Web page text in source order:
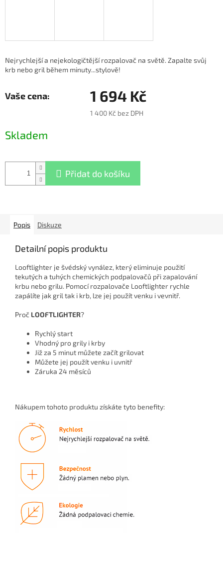
Nejrychlejší a nejekologičtější rozpalovač na světě. Zapalte svůj
krb nebo gril během minuty...stylově!
1 694 Kč
1 400 Kč bez DPH
cena:
Skladem
Přidat do košíku
Popis Diskuze
Detailní popis produktu
Looftlighter je švédský vynález, který eliminuje použití
tekutých a tuhých chemických podpalovačů při zapalování
krbu nebo grilu. Pomocí rozpalovače Looftlighter rychle
zapálíte jak gril tak i krb, lze jej použít venku i vevnitř.
Proč LOOFTLIGHTER?
Rychlý start
Vhodný pro grily i krby
Již za 5 minut můžete začít grilovat
Můžete jej použít venku i uvnitř
Záruka 24 měsíců
Nákupem tohoto produktu získáte tyto benefity: